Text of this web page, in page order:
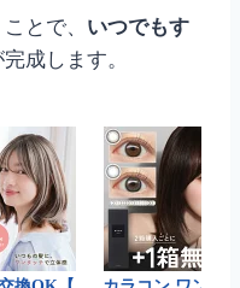
とで、 いつでもす
完成します。